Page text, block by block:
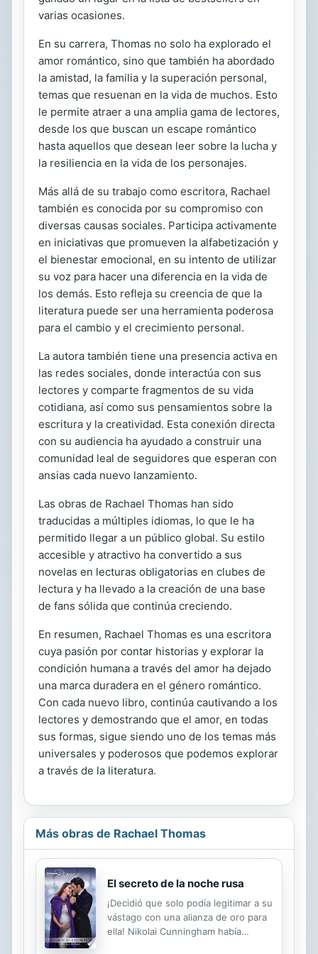
varias ocasiones.
En su carrera, Thomas no solo ha explorado el
amor romántico, sino que también ha abordado
la amistad, la familia y la superación personal,
temas que resuenan en la vida de muchos. Esto
le permite atraer a una amplia gama de lectores,
desde los que buscan un escape romántico
hasta aquellos que desean leer sobre la lucha y
la resiliencia en la vida de los personajes.
Más allá de su trabajo como escritora, Rachael
también es conocida por su compromiso con
diversas causas sociales. Participa activamente
en iniciativas que promueven la alfabetización y
el bienestar emocional, en su intento de utilizar
su voz para hacer una diferencia en la vida de
los demás. Esto refleja su creencia de que la
literatura puede ser una herramienta poderosa
para el cambio y el crecimiento personal.
La autora también tiene una presencia activa en
las redes sociales, donde interactúa con sus
lectores y comparte fragmentos de su vida
cotidiana, así como sus pensamientos sobre la
escritura y la creatividad. Esta conexión directa
con su audiencia ha ayudado a construir una
comunidad leal de seguidores que esperan con
ansias cada nuevo lanzamiento.
Las obras de Rachael Thomas han sido
traducidas a múltiples idiomas, lo que le ha
permitido llegar a un público global. Su estilo
accesible y atractivo ha convertido a sus
novelas en lecturas obligatorias en clubes de
lectura y ha llevado a la creación de una base
de fans sólida que continúa creciendo.
En resumen, Rachael Thomas es una escritora
cuya pasión por contar historias y explorar la
condición humana a través del amor ha dejado
una marca duradera en el género romántico.
Con cada nuevo libro, continúa cautivando a los
lectores y demostrando que el amor, en todas
sus formas, sigue siendo uno de los temas más
universales y poderosos que podemos explorar
a través de la literatura.
Más obras de Rachael Thomas
El secreto de la noche rusa
¡Decidió que solo podía legitimar a su
vástago con una alianza de oro para
ella! Nikolai Cunningham había